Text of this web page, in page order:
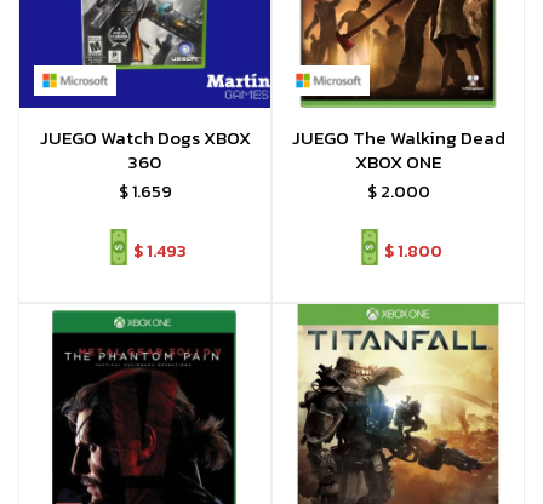
JUEGO Watch Dogs XBOX
360
$1.659
$1.493
JUEGO The Walking Dead
XBOX ONE
$ 2.000
$1.800